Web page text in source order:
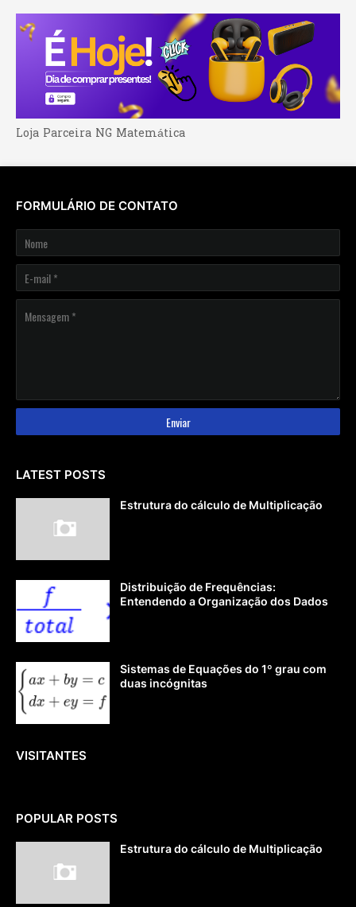
Loja Parceira NG Matemática
FORMULÁRIO DE CONTATO
LATEST POSTS
Estrutura do cálculo de Multiplicação
Distribuição de Frequências:
Entendendo a Organização dos Dados
Sistemas de Equações do 1º grau com
duas incógnitas
VISITANTES
POPULAR POSTS
Estrutura do cálculo de Multiplicação